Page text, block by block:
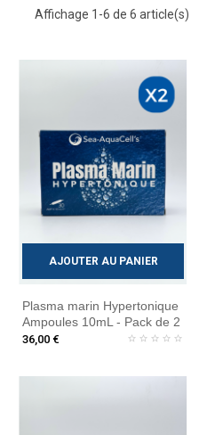
Affichage 1-6 de 6 article(s)
AJOUTER AU PANIER
Plasma marin Hypertonique
Ampoules 10mL - Pack de 2
36,00 €